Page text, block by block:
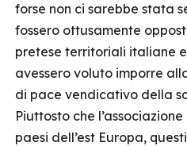
forse non ci sarebbe stata
fossero ottusamente
pretese territoriali italiane
avessero voluto imporre
di pace vendicativo della
Piuttosto che
paesi dell’est Europa,